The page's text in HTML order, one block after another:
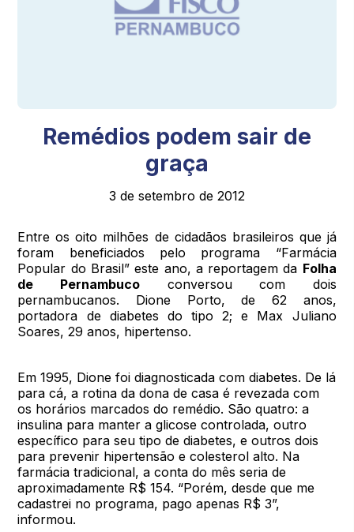
Remédios podem sair de
graça
3 de setembro de 2012
Entre os oito milhões de cidadãos brasileiros que já
foram beneficiados pelo programa “Farmácia
Popular do Brasil” este ano, a reportagem da Folha
de Pernambucoconversou com dois
pernambucanos. Dione Porto, de 62 anos,
portadora de diabetes do tipo 2; e Max Juliano
Soares, 29 anos, hipertenso.
Em 1995, Dione foi diagnosticada com diabetes. De lá
para cá, a rotina da dona de casa é revezada com
os horários marcados do remédio. São quatro: a
insulina para manter a glicose controlada, outro
específico para seu tipo de diabetes, e outros dois
para prevenir hipertensão e colesterol alto. Na
farmácia tradicional, a conta do mês seria de
aproximadamente R$ 154. “Porém, desde que me
cadastrei no programa, pago apenas R$ 3”,
informou.